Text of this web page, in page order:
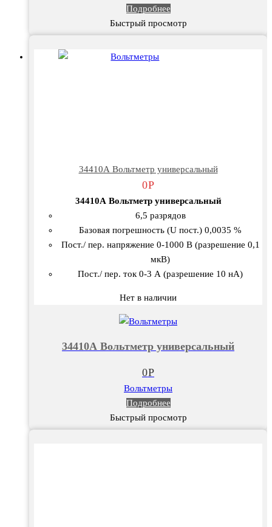
Подробнее
Быстрый просмотр
34410А Вольтметр универсальный
0Р
34410А Вольтметр универсальный
6,5 разрядов
Базовая погрешность (U пост.) 0,0035 %
Пост./ пер. напряжение 0-1000 В (разрешение 0,1
мкВ)
Пост./ пер. ток 0-3 А (разрешение 10 нА)
Нет в наличии
34410А Вольтметр универсальный
0Р
Вольтметры
Подробнее
Быстрый просмотр